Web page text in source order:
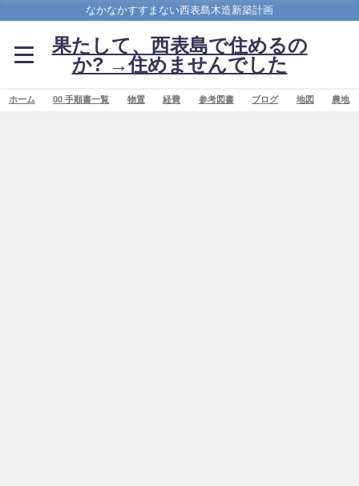
なかなかすすまない西表島木造新築計画
果たして、西表島で住めるの
か? →住めませんでした
ホーム 00 手順書一覧 物置 経費 参考図書 ブログ 地図 農地